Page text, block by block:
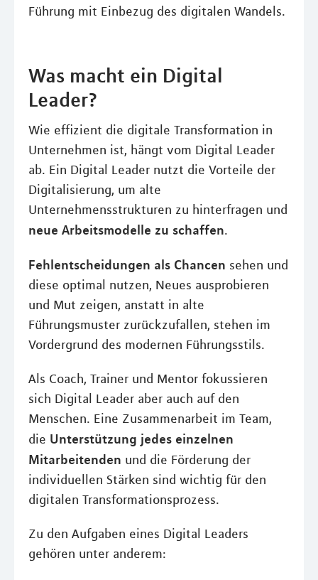
Führung mit Einbezug des digitalen Wandels.
Was macht ein Digital
Leader?
Wie effizient die digitale Transformation in
Unternehmen ist, hängt vom Digital Leader
ab. Ein Digital Leader nutzt die Vorteile der
Digitalisierung, um alte
Unternehmensstrukturen zu hinterfragen und
neue Arbeitsmodelle zu schaffen.
Fehlentscheidungen als Chancen sehen und
diese optimal nutzen, Neues ausprobieren
und Mut zeigen, anstatt in alte
Führungsmuster zurückzufallen, stehen im
Vordergrund des modernen Führungsstils.
Als Coach, Trainer und Mentor fokussieren
sich Digital Leader aber auch auf den
Menschen. Eine Zusammenarbeit im Team,
die Unterstützung jedes einzelnen
Mitarbeitenden und die Förderung der
individuellen Stärken sind wichtig für den
digitalen Transformationsprozess.
Zu den Aufgaben eines Digital Leaders
gehören unter anderem: